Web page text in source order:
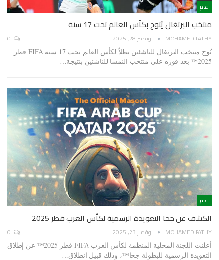
عام
منتخب البرتغال يُتوج بكأس العالم تحت 17 سنة
MOHAMED FATHY نوفمبر 28, 2025
تُوج منتخب البرتغال للناشئين بطلاً لكأس العالم تحت 17 سنة FIFA قطر
2025™️ بعد فوزه على منتخب النمسا للناشئين بنتيجة…
عام
الكشف عن جحا التعويذة الرسمية لكأس العرب قطر 2025
MOHAMED FATHY نوفمبر 23, 2025
أعلنت اللجنة المحلية المنظمة لكأس العرب FIFA قطر 2025™️ عن إطلاق
التعويذة الرسمية للبطولة جحا™️، وذلك قبيل انطلاق…